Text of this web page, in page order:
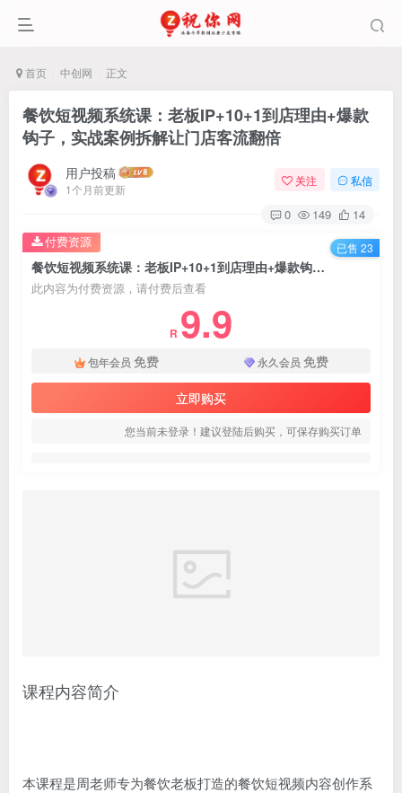
首页 中创网 正文
餐饮短视频系统课：老板IP+10+1到店理由+爆款
钩子，实战案例拆解让门店客流翻倍
用户投稿
1个月前更新
关注 私信
0 149 14
餐饮短视频系统课：老板IP+10+1到店理由+爆款钩子，实战案例拆解让门店客流翻倍
此内容为付费资源，请付费后查看
R 9.9
包年会员 免费 永久会员 免费
立即购买
您当前未登录！建议登陆后购买，可保存购买订单
付费资源 已售 23
课程内容简介
本课程是周老师专为餐饮老板打造的餐饮短视频内容创作系